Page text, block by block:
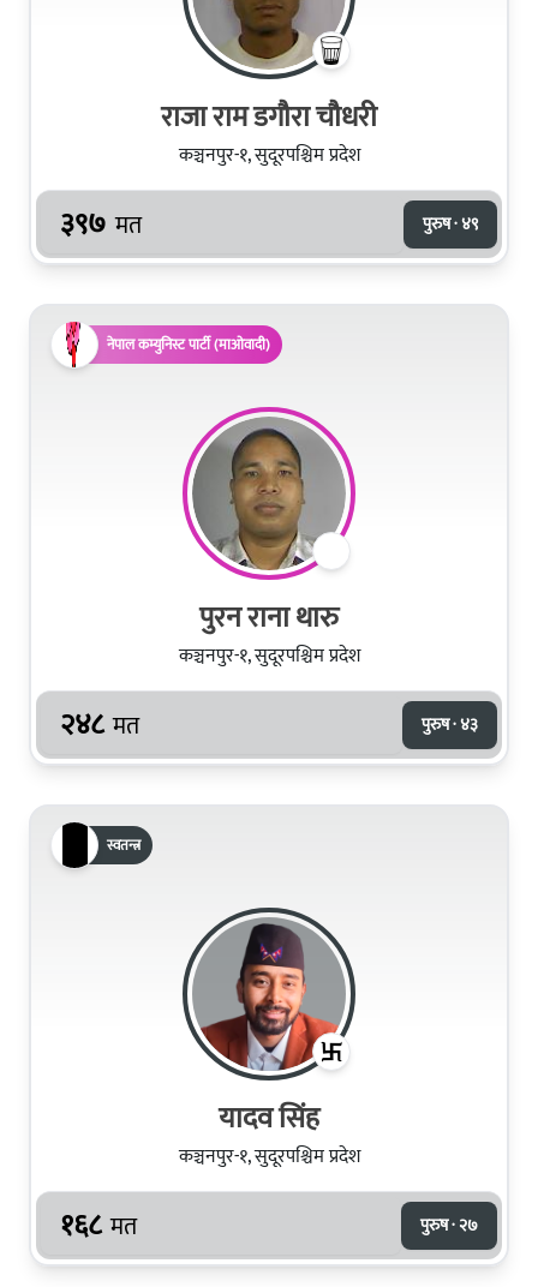
राजा राम डगौरा चौधरी
कञ्चनपुर-१, सुदूरपश्चिम प्रदेश
३९७ मत पुरुष · ४९
नेपाल कम्युनिस्ट पार्टी (माओवादी)
पुरन राना थारु
कञ्चनपुर-१, सुदूरपश्चिम प्रदेश
२४८ मत पुरुष · ४३
स्वतन्त्र
यादव सिंह
कञ्चनपुर-१, सुदूरपश्चिम प्रदेश
१६८ मत पुरुष · २७